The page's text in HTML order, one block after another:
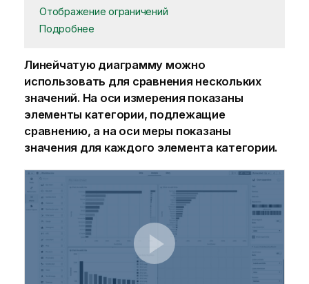
Отображение ограничений
Подробнее
Линейчатую диаграмму можно
использовать для сравнения нескольких
значений. На оси измерения показаны
элементы категории, подлежащие
сравнению, а на оси меры показаны
значения для каждого элемента категории.